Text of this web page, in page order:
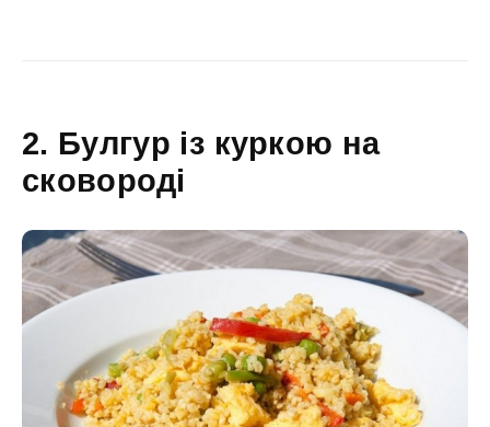
2. Булгур із куркою на
сковороді